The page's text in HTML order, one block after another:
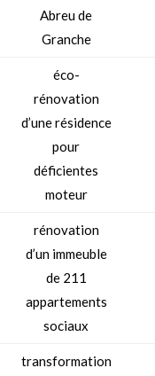
Abreu de
Granche
éco-
rénovation
d’une résidence
pour
déficientes
moteur
rénovation
d’un immeuble
de 211
appartements
sociaux
transformation